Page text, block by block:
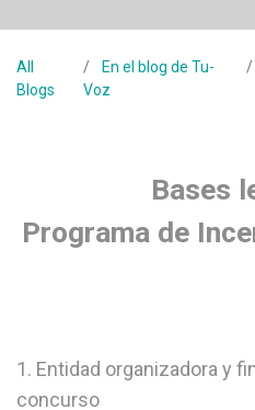
All
Blogs
En el blog de Tu-
Voz
Bases
Programa de
1. Entidad organizadora y
concurso